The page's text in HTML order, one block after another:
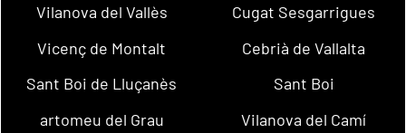
Vilanova del Vallès
Cugat Sesgarrigues
Vicenç de Montalt
Cebrià de Vallalta
Sant Boi de Lluçanès
Sant Boi
artomeu del Grau
Vilanova del Camí